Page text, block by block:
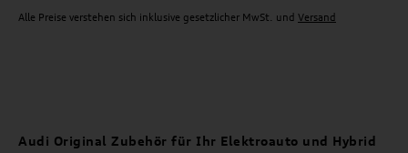
Alle Preise verstehen sich inklusive gesetzlicher MwSt. und Versand
Audi Original Zubehör für Ihr Elektroauto und Hybrid